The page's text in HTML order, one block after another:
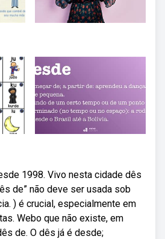
1998. Vivo nesta cidade dês
de” não deve ser usada sob
) é crucial, especialmente em
Webo que não existe, em
de. O dês já é desde;